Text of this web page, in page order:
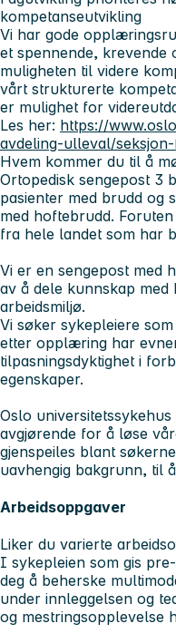
kompetanseutvikling
Vi har gode
et spennende, krevende
muligheten til videre
vårt strukturerte
er mulighet for
Les her: https://
avdeling-ulleval/
Hvem kommer du til å
Ortopedisk sengepost 3
pasienter med brudd og
med hoftebrudd.
fra hele landet som har
Vi er en sengepost med
av å dele kunnskap
arbeidsmiljø.
Vi søker sykepleiere
etter opplæring har
tilpasningsdyktighet i
egenskaper.
Oslo
avgjørende for å løse
gjenspeiles blant
uavhengig bakgrunn, til
Arbeidsoppgaver
Liker du varierte
I sykepleien som gis
deg å beherske
under innleggelsen og
og mestringsopplevelse